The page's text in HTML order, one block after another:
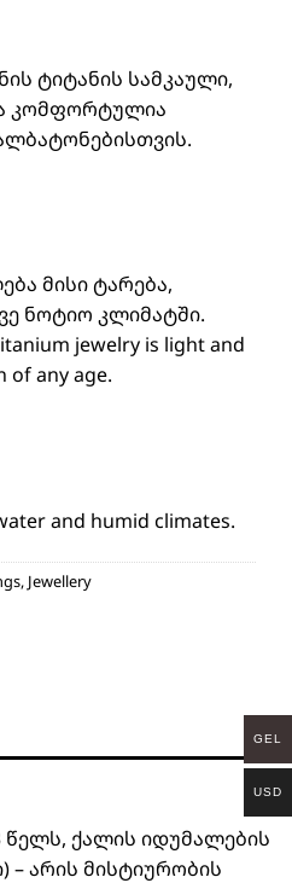
ტიტანის სამკაული,
კომფორტულია
მისი ტარება,
ნოტიო კლიმატში.
jewelry is light and
of any age.
and humid climates.
, Jewellery
წელს, ქალის იდუმალების
– არის მისტიურობის
GEL
USD